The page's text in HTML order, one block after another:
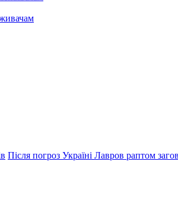
Після погроз Україні Лавров раптом